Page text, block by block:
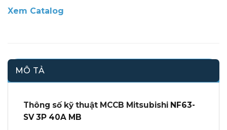
Xem Catalog
MÔ TẢ
Thông số kỹ thuật MCCB Mitsubishi NF63-
SV 3P 40A MB